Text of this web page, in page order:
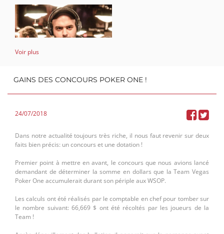
Second adhérant et non des moindre: Jean-Marie Vandeborne ! Aussi
du voyage vegassien, il n'a plus à faire ses preuves sur le circuit tant il
est déjà connu et apprécié des joueurs belges et étrangers ! Son
expérience aux tables est pour ainsi dire énorme, tout comme sa
motivation est sans relâche. Il est de ceux qui bonifient les autres, son
statut de coach fera sans conteste grimper la qualité globale de
l'équipe.
Troisième larron, notre ami Gil Thierry que vous aviez aussi pu
découvrir au travers de l'épopée vegassienne. Encore une fois, nous
pouvons dire que son sérieux n'a d'égal que son travail. Si il en est
arrivé là où il se trouve, il le doit à son sérieux et à son jusqu’au
Voir plus
GAINS DES CONCOURS POKER ONE !
24/07/2018
Dans notre actualité toujours très riche, il nous faut revenir sur deux
faits bien précis: un concours et une dotation !
Premier point à mettre en avant, le concours que nous avions lancé
demandant de déterminer la somme en dollars que la Team Vegas
Poker One accumulerait durant son périple aux WSOP.
Les calculs ont été réalisés par le comptable en chef pour tomber sur
le nombre suivant: 66,669 $ ont été récoltés par les joueurs de la
Team !